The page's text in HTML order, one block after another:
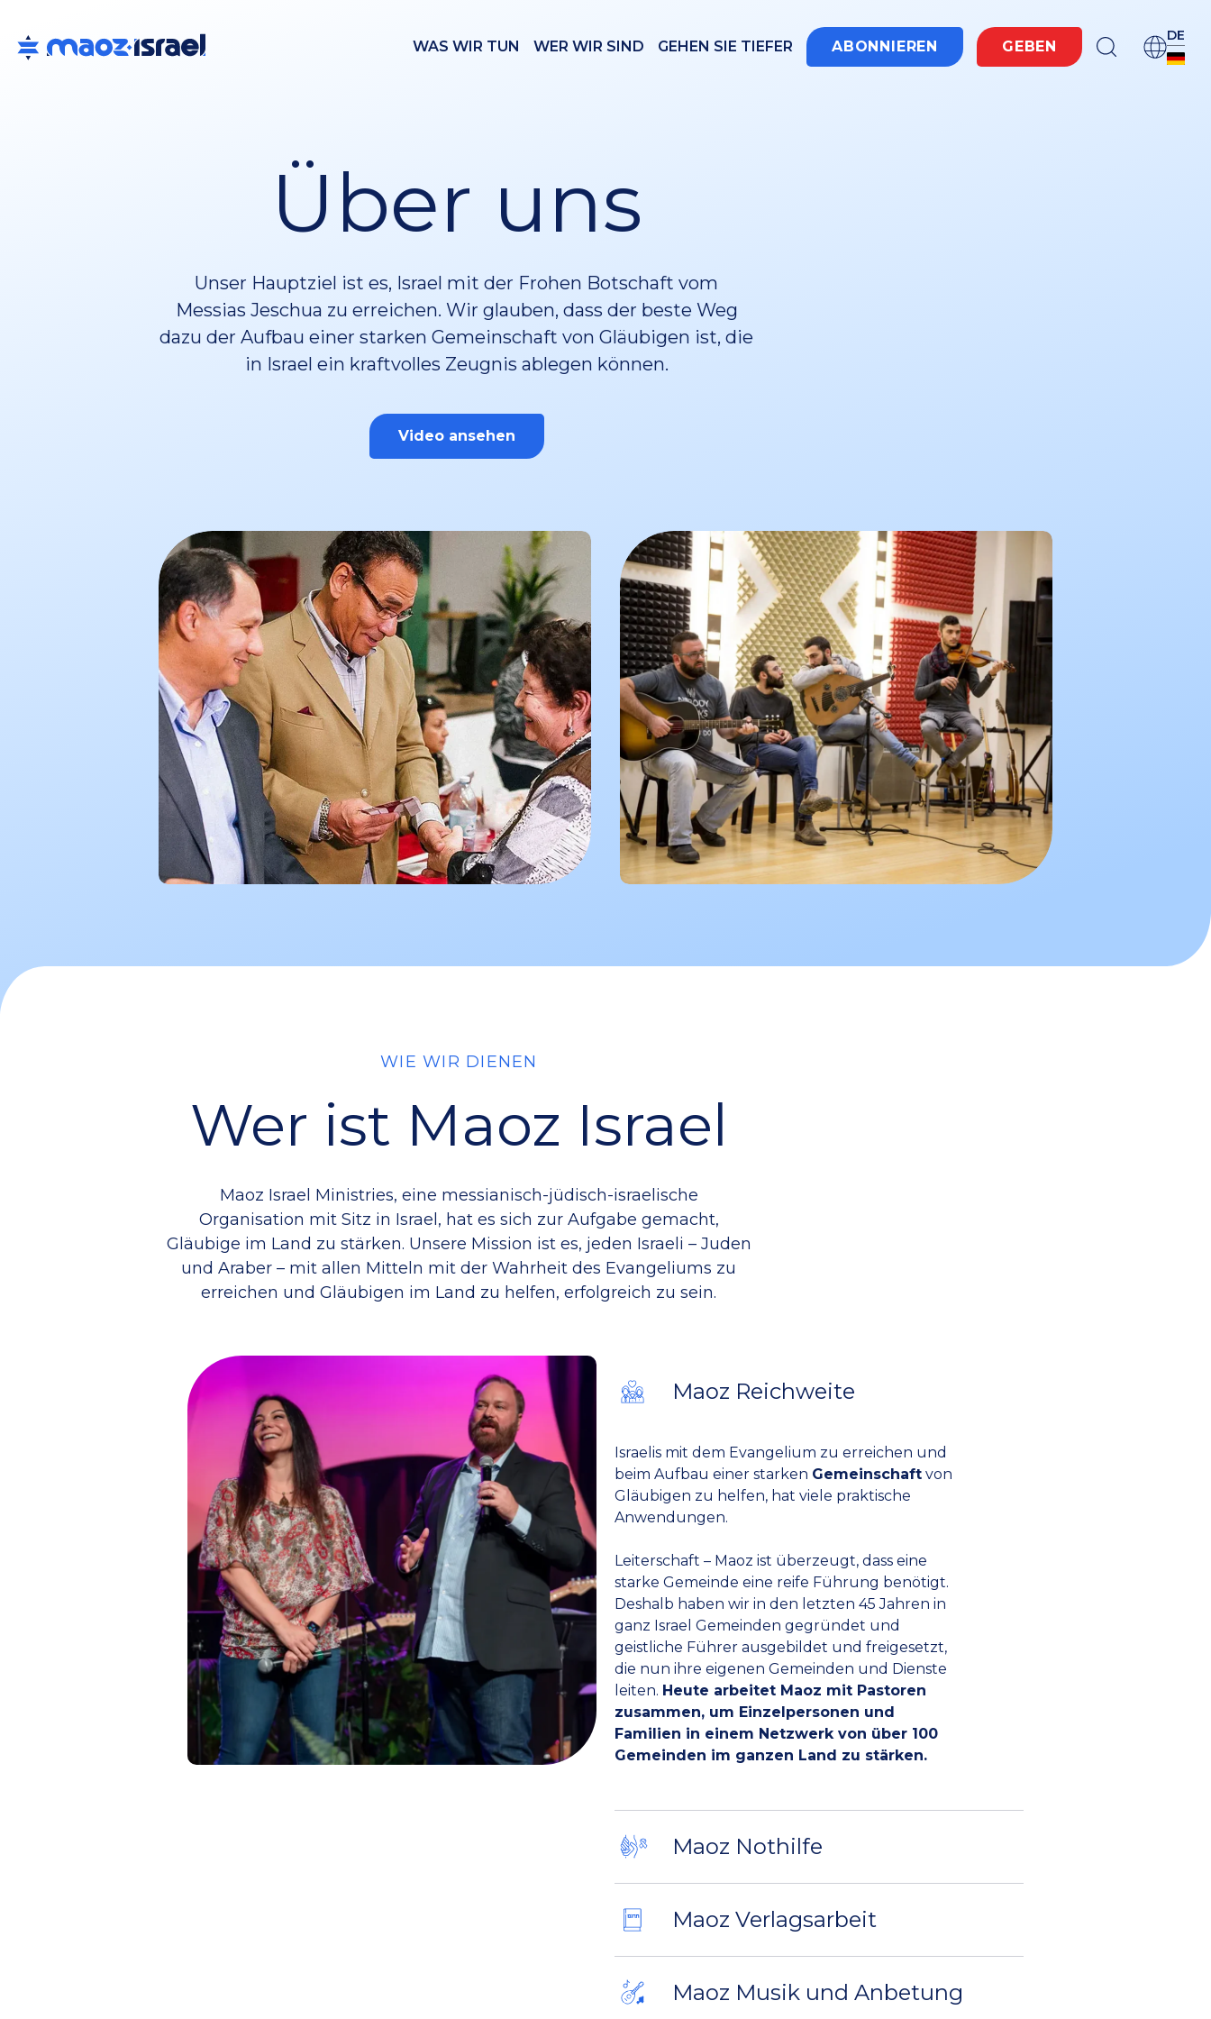
WAS WIR TUN WER WIR SIND GEHEN SIE TIEFER ABONNIEREN GEBEN
DE
Über uns
Unser Hauptziel ist es, Israel mit der Frohen Botschaft vom
Messias Jeschua zu erreichen. Wir glauben, dass der beste Weg
dazu der Aufbau einer starken Gemeinschaft von Gläubigen ist, die
in Israel ein kraftvolles Zeugnis ablegen können.
Video ansehen
WIE WIR DIENEN
Wer ist Maoz Israel
Maoz Israel Ministries, eine messianisch-jüdisch-israelische
Organisation mit Sitz in Israel, hat es sich zur Aufgabe gemacht,
Gläubige im Land zu stärken. Unsere Mission ist es, jeden Israeli – Juden
und Araber – mit allen Mitteln mit der Wahrheit des Evangeliums zu
erreichen und Gläubigen im Land zu helfen, erfolgreich zu sein.
Maoz Reichweite
Israelis mit dem Evangelium zu erreichen und
beim Aufbau einer starken Gemeinschaft von
Gläubigen zu helfen, hat viele praktische
Anwendungen.
Leiterschaft – Maoz ist überzeugt, dass eine
starke Gemeinde eine reife Führung benötigt.
Deshalb haben wir in den letzten 45 Jahren in
ganz Israel Gemeinden gegründet und
geistliche Führer ausgebildet und freigesetzt,
die nun ihre eigenen Gemeinden und Dienste
leiten. Heute arbeitet Maoz mit Pastoren
zusammen, um Einzelpersonen und
Familien in einem Netzwerk von über 100
Gemeinden im ganzen Land zu stärken.
Maoz Nothilfe
Maoz Verlagsarbeit
Maoz Musik und Anbetung